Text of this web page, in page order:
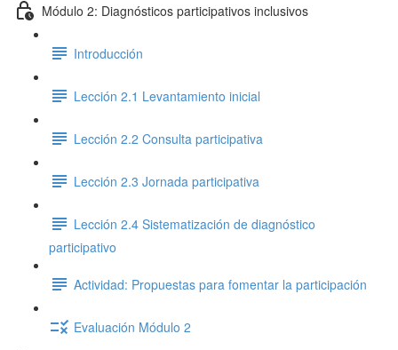
Módulo 2: Diagnósticos participativos inclusivos
Introducción
Lección 2.1 Levantamiento inicial
Lección 2.2 Consulta participativa
Lección 2.3 Jornada participativa
Lección 2.4 Sistematización de diagnóstico
participativo
Actividad: Propuestas para fomentar la participación
Evaluación Módulo 2